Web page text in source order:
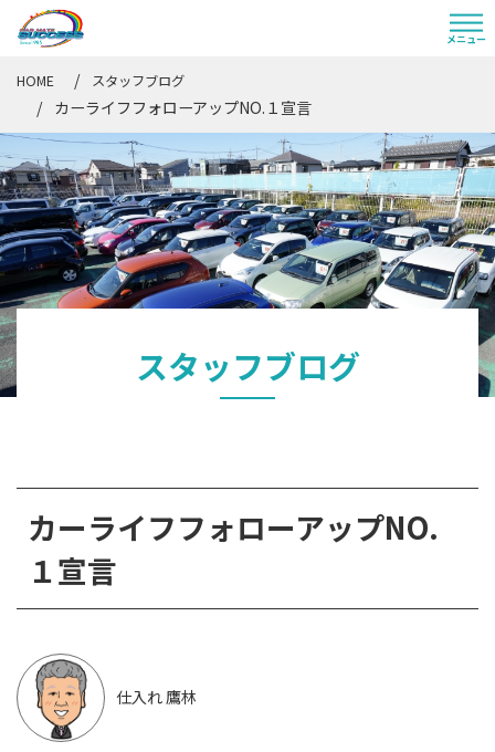
HOME スタッフブログ
カーライフフォローアップNO.１宣言
スタッフブログ
カーライフフォローアップNO.
１宣言
仕入れ 鷹林